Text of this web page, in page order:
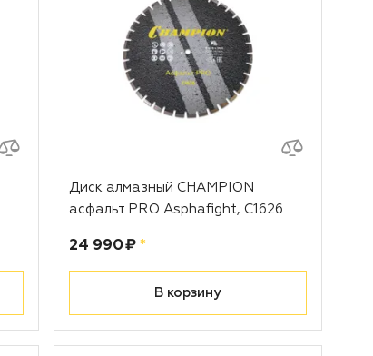
Диск алмазный CHAMPION
асфальт PRO Asphafight, С1626
Цена:
24 990 ₽ рублей
*
В корзину